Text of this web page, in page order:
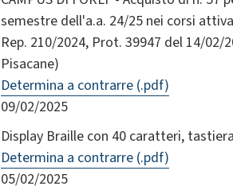
semestre dell'a.a. 24/25 nei corsi
Rep. 210/2024, Prot. 39947 del 14/
Pisacane)
Determina a contrarre (.pdf)
09/02/2025
Display Braille con 40 caratteri,
Determina a contrarre (.pdf)
05/02/2025